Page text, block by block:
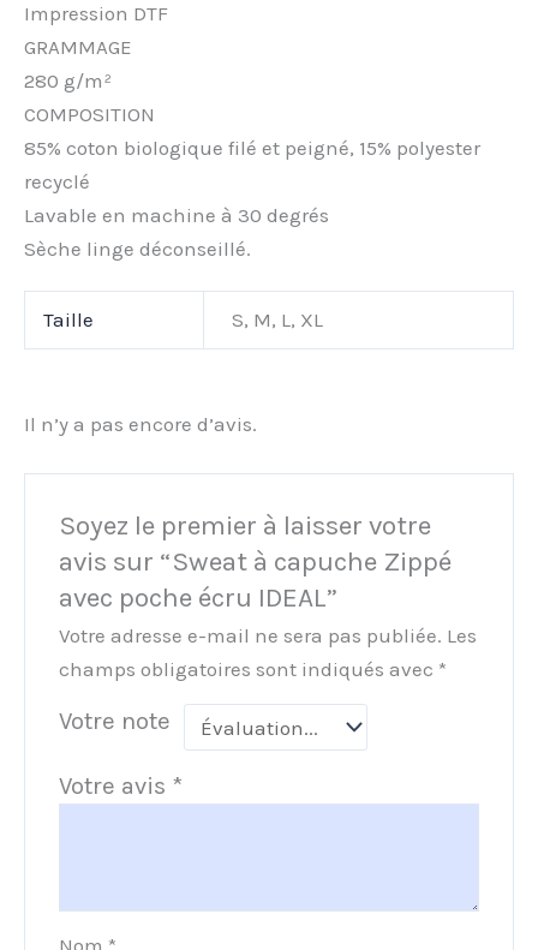
Impression DTF
GRAMMAGE
280 g/m²
COMPOSITION
85% coton biologique filé et peigné, 15% polyester
recyclé
Lavable en machine à 30 degrés
Sèche linge déconseillé.
Taille S, M, L, XL
Il n’y a pas encore d’avis.
Soyez le premier à laisser votre
avis sur “Sweat à capuche Zippé
avec poche écru IDEAL”
Votre adresse e-mail ne sera pas publiée. Les
champs obligatoires sont indiqués avec *
Votre note
Votre avis *